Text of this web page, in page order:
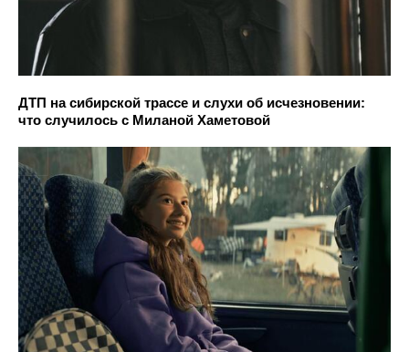
ДТП на сибирской трассе и слухи об исчезновении:
что случилось с Миланой Хаметовой